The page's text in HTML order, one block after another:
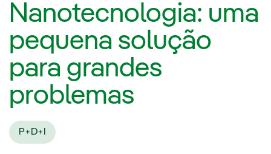
Nanotecnologia: uma
pequena solução
para grandes
problemas
P+D+I